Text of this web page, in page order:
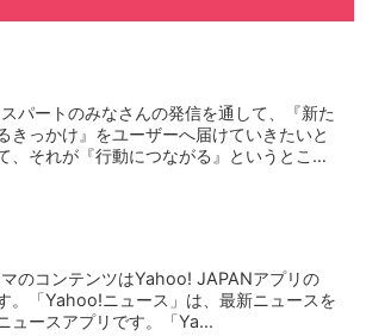
パートのみなさんの発信を通して、『新た
っかけ』をユーザーへ届けていきたいと
それが『行動につながる』というとこ
のコンテンツはYahoo! JAPANアプリの
。「Yahoo!ニュース」は、最新ニュースを
ュースアプリです。「Ya...